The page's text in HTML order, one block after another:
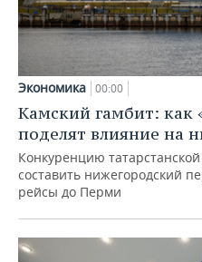
Экономика 00:00
Камский гамбит: как
поделят влияние на
Конкуренцию
составить нижегородский
рейсы до Перми